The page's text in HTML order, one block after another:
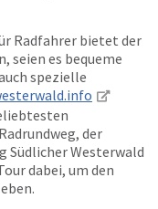
Radfahrer bietet der
seien es bequeme
spezielle
der
Südlicher Westerwald
dabei, um den